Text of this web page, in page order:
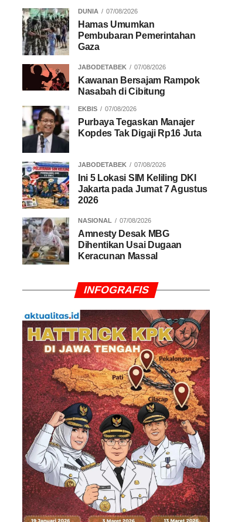
DUNIA 07/08/2026
Hamas Umumkan
Pembubaran Pemerintahan
Gaza
JABODETABEK 07/08/2026
Kawanan Bersajam Rampok
Nasabah di Cibitung
EKBIS 07/08/2026
Purbaya Tegaskan Manajer
Kopdes Tak Digaji Rp16 Juta
JABODETABEK 07/08/2026
Ini 5 Lokasi SIM Keliling DKI
Jakarta pada Jumat 7 Agustus
2026
NASIONAL 07/08/2026
Amnesty Desak MBG
Dihentikan Usai Dugaan
Keracunan Massal
INFOGRAFIS